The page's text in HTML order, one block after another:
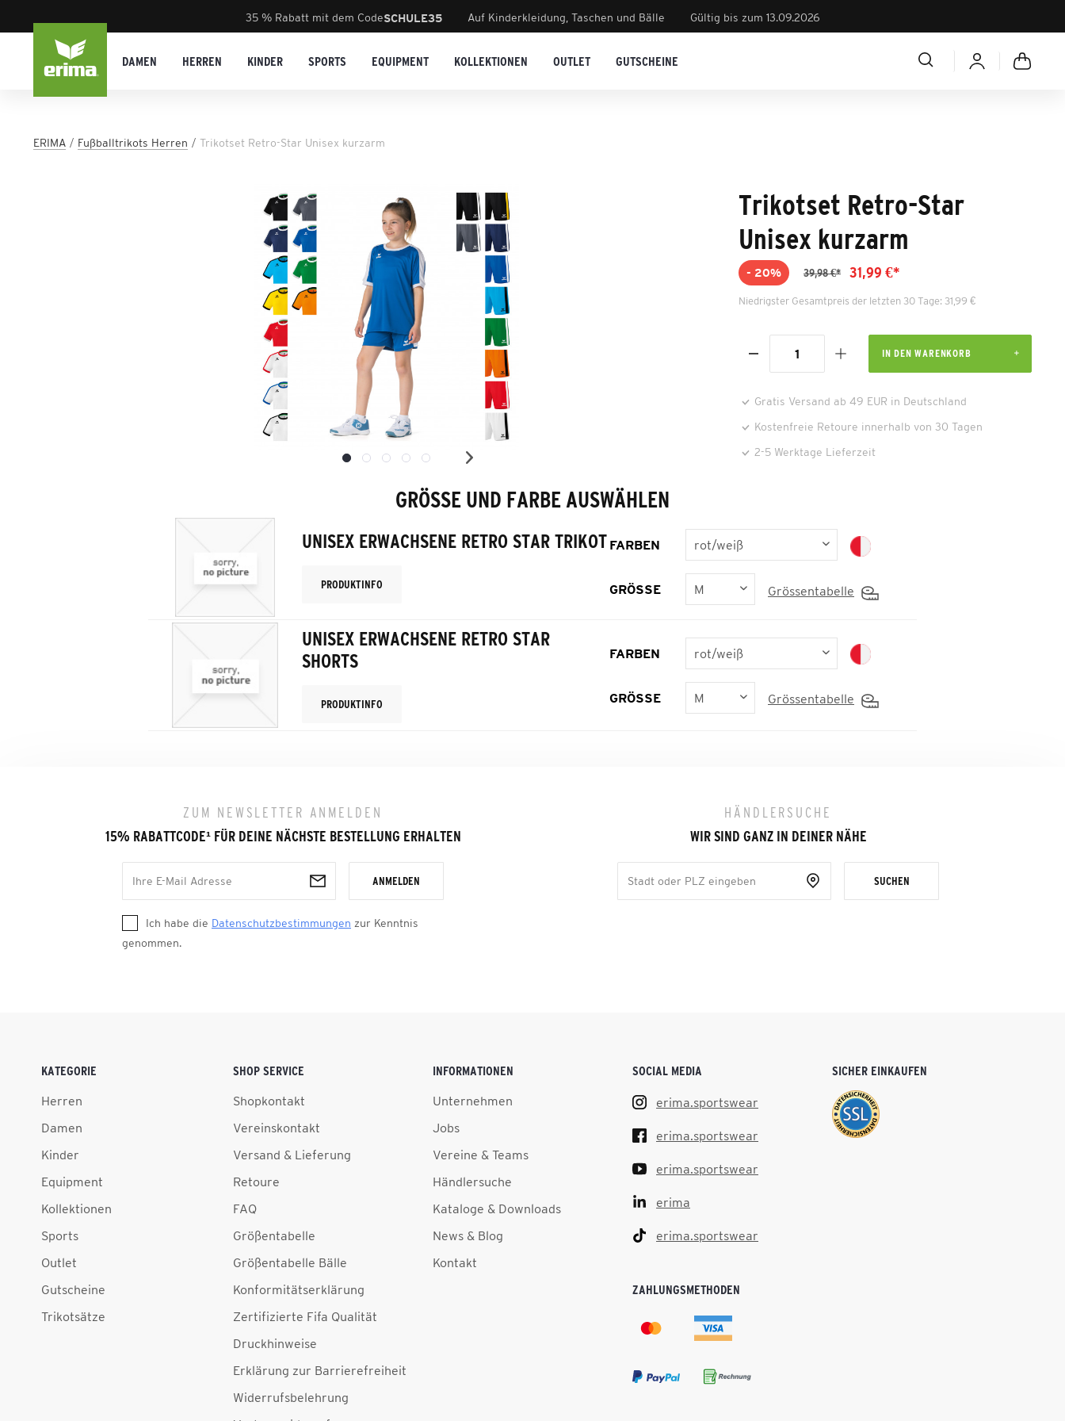
35 % Rabatt mit dem CodeSCHULE35 Auf Kinderkleidung, Taschen und Bälle Gültig bis zum 13.09.2026
DAMEN HERREN KINDER SPORTS EQUIPMENT KOLLEKTIONEN OUTLET GUTSCHEINE
ERIMA Fußballtrikots Herren Trikotset Retro-Star Unisex kurzarm
Trikotset Retro-Star
Unisex kurzarm
- 20% 39,98 €* 31,99 €*
Niedrigster Gesamtpreis der letzten 30 Tage: 31,99 €
IN DEN WARENKORB
Gratis Versand ab 49 EUR in Deutschland
Kostenfreie Retoure innerhalb von 30 Tagen
2-5 Werktage Lieferzeit
GRÖSSE UND FARBE AUSWÄHLEN
UNISEX ERWACHSENE RETRO STAR TRIKOT
PRODUKTINFO
FARBEN
GRÖSSE Grössentabelle
UNISEX ERWACHSENE RETRO STAR
SHORTS
PRODUKTINFO
FARBEN
GRÖSSE Grössentabelle
ZUM NEWSLETTER ANMELDEN
15% RABATTCODE¹FÜR DEINE NÄCHSTE BESTELLUNG ERHALTEN
ANMELDEN
Ich habe die Datenschutzbestimmungen zur Kenntnis
genommen.
HÄNDLERSUCHE
WIR SIND GANZ IN DEINER NÄHE
SUCHEN
KATEGORIE
Herren
Damen
Kinder
Equipment
Kollektionen
Sports
Outlet
Gutscheine
Trikotsätze
SHOP SERVICE
Shopkontakt
Vereinskontakt
Versand & Lieferung
Retoure
FAQ
Größentabelle
Größentabelle Bälle
Konformitätserklärung
Zertifizierte Fifa Qualität
Druckhinweise
Erklärung zur Barrierefreiheit
Widerrufsbelehrung
INFORMATIONEN
Unternehmen
Jobs
Vereine & Teams
Händlersuche
Kataloge & Downloads
News & Blog
Kontakt
SOCIAL MEDIA
erima.sportswear
erima.sportswear
erima.sportswear
erima
erima.sportswear
ZAHLUNGSMETHODEN
SICHER EINKAUFEN